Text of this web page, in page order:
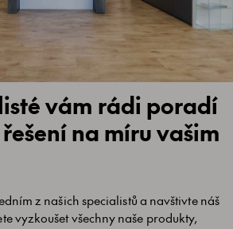
vám rádi poradí
na míru vašim
z našich specialistů a navštivte náš
vyzkoušet všechny naše produkty,